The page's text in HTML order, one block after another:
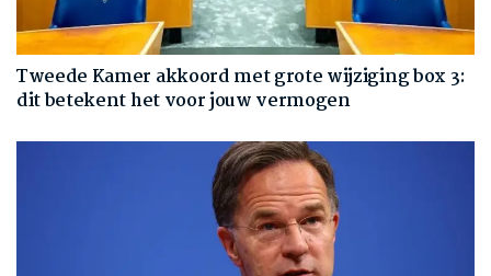
Tweede Kamer akkoord met grote wijziging box 3:
dit betekent het voor jouw vermogen